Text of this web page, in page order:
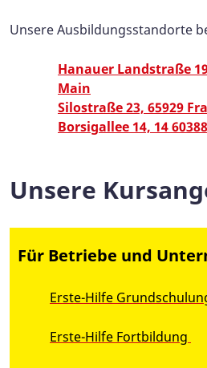
Unsere Ausbildungsstandorte
Hanauer Landstraße
Main
Silostraße 23, 65929
Borsigallee 14, 14
Unsere
Für Betriebe und
Erste-Hilfe
Erste-Hilfe Fortbildung